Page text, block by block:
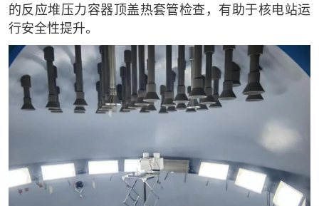
的反应堆压力容器顶盖热套管检查，有助于核电站运
行安全性提升。